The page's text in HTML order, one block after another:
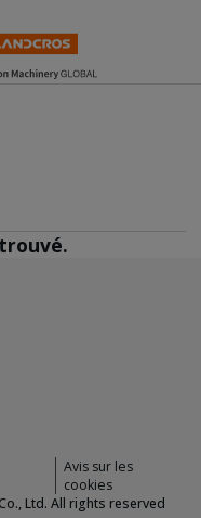
Avis sur les
cookies
Ltd. All rights reserved